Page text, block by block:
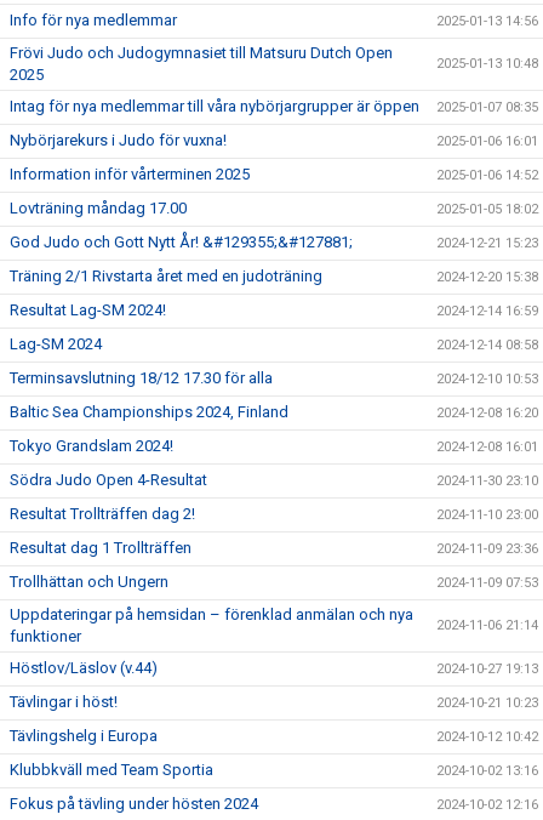
Info för nya medlemmar 2025-01-13 14:56
Frövi Judo och Judogymnasiet till Matsuru Dutch Open
2025
2025-01-13 10:48
Intag för nya medlemmar till våra nybörjargrupper är öppen 2025-01-07 08:35
Nybörjarekurs i Judo för vuxna! 2025-01-06 16:01
Information inför vårterminen 2025 2025-01-06 14:52
Lovträning måndag 17.00 2025-01-05 18:02
God Judo och Gott Nytt År! &#129355;&#127881; 2024-12-21 15:23
Träning 2/1 Rivstarta året med en judoträning 2024-12-20 15:38
Resultat Lag-SM 2024! 2024-12-14 16:59
Lag-SM 2024 2024-12-14 08:58
Terminsavslutning 18/12 17.30 för alla 2024-12-10 10:53
Baltic Sea Championships 2024, Finland 2024-12-08 16:20
Tokyo Grandslam 2024! 2024-12-08 16:01
Södra Judo Open 4-Resultat 2024-11-30 23:10
Resultat Trollträffen dag 2! 2024-11-10 23:00
Resultat dag 1 Trollträffen 2024-11-09 23:36
Trollhättan och Ungern 2024-11-09 07:53
Uppdateringar på hemsidan – förenklad anmälan och nya
funktioner
2024-11-06 21:14
Höstlov/Läslov (v.44) 2024-10-27 19:13
Tävlingar i höst! 2024-10-21 10:23
Tävlingshelg i Europa 2024-10-12 10:42
Klubbkväll med Team Sportia 2024-10-02 13:16
Fokus på tävling under hösten 2024 2024-10-02 12:16